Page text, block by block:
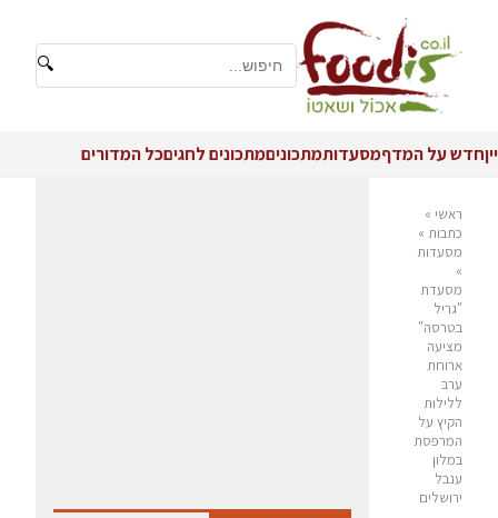
🔍
ייןחדש על המדףמסעדותמתכוניםמתכונים לחגיםכל המדורים
ראשי »
כתבות »
מסעדות
»
מסעדת
"גריל
בטרסה"
מציעה
ארוחת
ערב
ללילות
הקיץ על
המרפסת
במלון
ענבל
ירושלים